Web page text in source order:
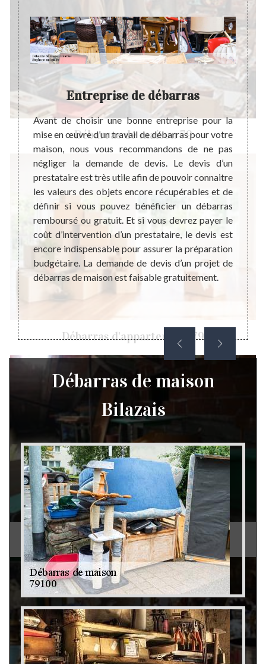
Débarras de maison 79
Débarras d'appartement 79
Débarras de grenier et cave 79
de
à
le
en
cet
Entreprise de débarras
Avant de choisir une bonne entreprise pour la
mise en œuvre d’un travail de débarras pour votre
maison, nous vous recommandons de ne pas
négliger la demande de devis. Le devis d’un
prestataire est très utile afin de pouvoir connaitre
les valeurs des objets encore récupérables et de
définir si vous pouvez bénéficier un débarras
remboursé ou gratuit. Et si vous devrez payer le
coût d’intervention d’un prestataire, le devis est
encore indispensable pour assurer la préparation
budgétaire. La demande de devis d’un projet de
débarras de maison est faisable gratuitement.
Un
cas-
de
lieu
Débarras de maison
Bilazais